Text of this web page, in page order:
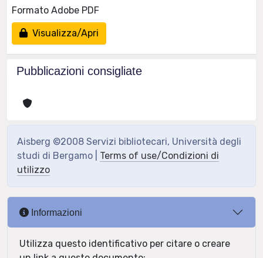
Formato Adobe PDF
Visualizza/Apri
Pubblicazioni consigliate
Aisberg ©2008 Servizi bibliotecari, Università degli
studi di Bergamo | Terms of use/Condizioni di
utilizzo
Informazioni
Utilizza questo identificativo per citare o creare